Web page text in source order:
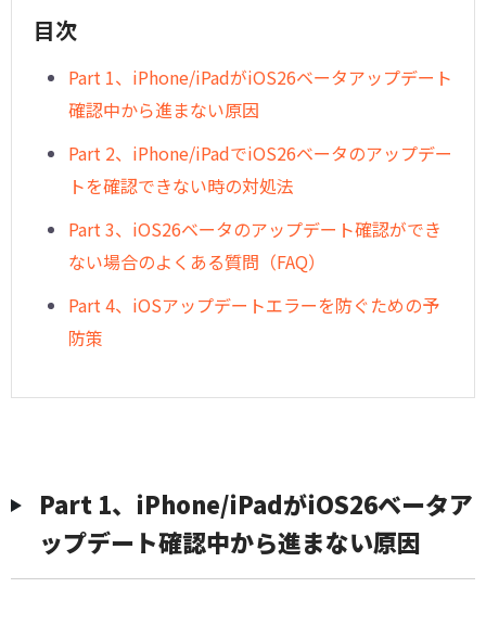
目次
Part 1、iPhone/iPadがiOS26ベータアップデート
確認中から進まない原因
Part 2、iPhone/iPadでiOS26ベータのアップデー
トを確認できない時の対処法
Part 3、iOS26ベータのアップデート確認ができ
ない場合のよくある質問（FAQ）
Part 4、iOSアップデートエラーを防ぐための予
防策
Part 1、iPhone/iPadがiOS26ベータア
ップデート確認中から進まない原因